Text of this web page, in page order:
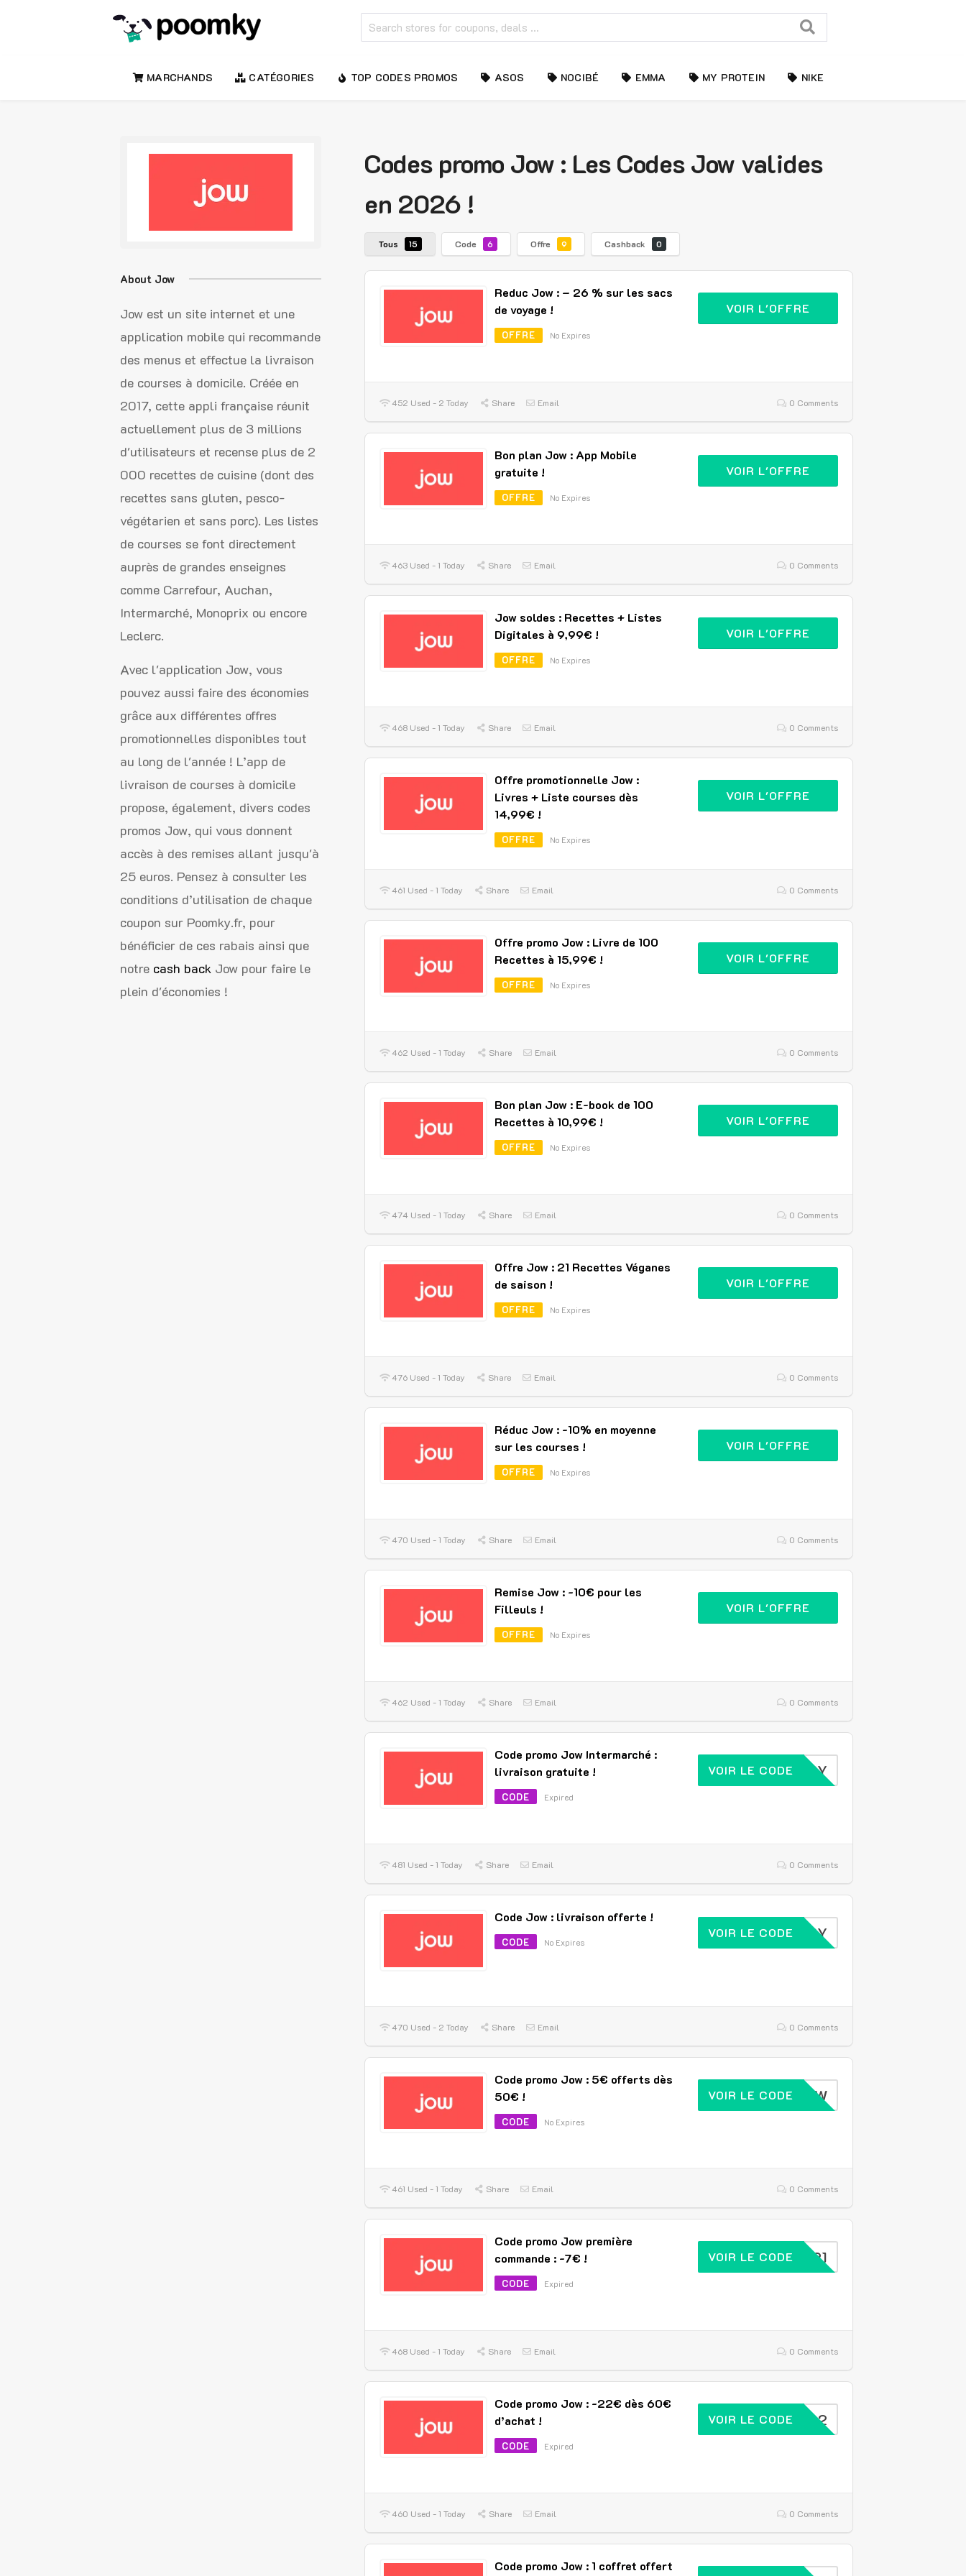
MARCHANDS CATÉGORIES TOP CODES PROMOS ASOS NOCIBÉ EMMA MY PROTEIN NIKE
Codes promo Jow : Les Codes Jow valides
en 2026 !
Tous 15 Code 6 Offre 9 Cashback 0
Reduc Jow : – 26 % sur les sacs
de voyage !
OFFRE No Expires
VOIR L'OFFRE
452 Used - 2 Today Share Email 0 Comments
Bon plan Jow : App Mobile
gratuite !
OFFRE No Expires
VOIR L'OFFRE
463 Used - 1 Today Share Email 0 Comments
Jow soldes : Recettes + Listes
Digitales à 9,99€ !
OFFRE No Expires
VOIR L'OFFRE
468 Used - 1 Today Share Email 0 Comments
Offre promotionnelle Jow :
Livres + Liste courses dès
14,99€ !
OFFRE No Expires
VOIR L'OFFRE
461 Used - 1 Today Share Email 0 Comments
Offre promo Jow : Livre de 100
Recettes à 15,99€ !
OFFRE No Expires
VOIR L'OFFRE
462 Used - 1 Today Share Email 0 Comments
Bon plan Jow : E-book de 100
Recettes à 10,99€ !
OFFRE No Expires
VOIR L'OFFRE
474 Used - 1 Today Share Email 0 Comments
Offre Jow : 21 Recettes Véganes
de saison !
OFFRE No Expires
VOIR L'OFFRE
476 Used - 1 Today Share Email 0 Comments
Réduc Jow : -10% en moyenne
sur les courses !
OFFRE No Expires
VOIR L'OFFRE
470 Used - 1 Today Share Email 0 Comments
Remise Jow : -10€ pour les
Filleuls !
OFFRE No Expires
VOIR L'OFFRE
462 Used - 1 Today Share Email 0 Comments
Code promo Jow Intermarché :
livraison gratuite !
CODE Expired
DELIVERY
VOIR LE CODE
481 Used - 1 Today Share Email 0 Comments
Code Jow : livraison offerte !
CODE No Expires
DELIVERY
VOIR LE CODE
470 Used - 2 Today Share Email 0 Comments
Code promo Jow : 5€ offerts dès
50€ !
CODE No Expires
PCOOLJOW
VOIR LE CODE
461 Used - 1 Today Share Email 0 Comments
Code promo Jow première
commande : -7€ !
CODE Expired
NSCHER21
VOIR LE CODE
468 Used - 1 Today Share Email 0 Comments
Code promo Jow : -22€ dès 60€
d’achat !
CODE Expired
ONOJOW22
VOIR LE CODE
460 Used - 1 Today Share Email 0 Comments
Code promo Jow : 1 coffret offert
About Jow
Jow est un site internet et une
application mobile qui recommande
des menus et effectue la livraison
de courses à domicile. Créée en
2017, cette appli française réunit
actuellement plus de 3 millions
d'utilisateurs et recense plus de 2
000 recettes de cuisine (dont des
recettes sans gluten, pesco-
végétarien et sans porc). Les listes
de courses se font directement
auprès de grandes enseignes
comme Carrefour, Auchan,
Intermarché, Monoprix ou encore
Leclerc.
Avec l'application Jow, vous
pouvez aussi faire des économies
grâce aux différentes offres
promotionnelles disponibles tout
au long de l'année ! L’app de
livraison de courses à domicile
propose, également, divers codes
promos Jow, qui vous donnent
accès à des remises allant jusqu'à
25 euros. Pensez à consulter les
conditions d’utilisation de chaque
coupon sur Poomky.fr, pour
bénéficier de ces rabais ainsi que
notre cash back Jow pour faire le
plein d'économies !